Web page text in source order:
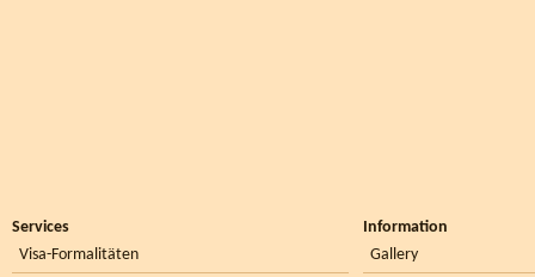
Services
Visa-Formalitäten
Information
Gallery